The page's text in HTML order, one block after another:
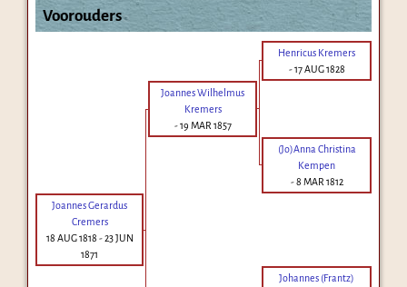
Voorouders
Henricus Kremers
-17 AUG 1828
Joannes Wilhelmus
Kremers
-19 MAR 1857
(Jo)Anna Christina
Kempen
-8 MAR 1812
Joannes Gerardus
Cremers
18 AUG 1818 -23 JUN
1871
Johannes (Frantz)